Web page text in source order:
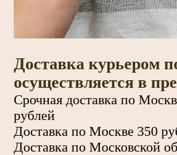
Доставка курьером
осуществляется в
Срочная доставка по
рублей
Доставка по Москве 350
Доставка по Московской